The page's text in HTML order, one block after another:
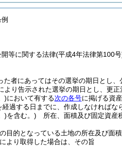
等に関する法律(平成4年法律第100
た者にあってはその選挙の期日とし、
り告示された選挙の期日とし、更
)において有する次の各号に掲げる資
過する日までに、作成しなければな
)を含む。) 所在、面積及び固定資産
的となっている土地の所在及び面
より取得した場合は、その旨